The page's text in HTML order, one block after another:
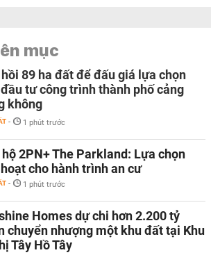
mục
89 ha đất để đấu giá lựa chọn
tư công trình thành phố cảng
không
- 1 phút trước
hộ 2PN+ The Parkland: Lựa chọn
hoạt cho hành trình an cư
- 1 phút trước
Homes dự chi hơn 2.200 tỷ
chuyển nhượng một khu đất tại Khu
Tây Hồ Tây